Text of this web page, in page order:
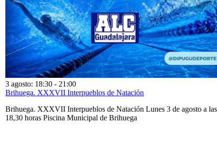
3 agosto: 18:30 - 21:00
Brihuega. XXXVII Interpueblos de Natación
Brihuega. XXXVII Interpueblos de Natación Lunes 3 de agosto a las
18,30 horas Piscina Municipal de Brihuega